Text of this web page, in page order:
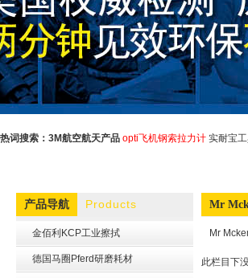
热词搜索： 3M航空航天产品 opti飞机钢索拉力计 实耐宝
产品导航 Products
金佰利KCP工业擦拭
德国马圈Pferd研磨耗材
Mr
Mr
此栏目下